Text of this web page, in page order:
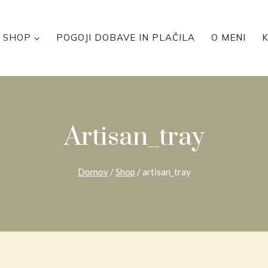
SHOP POGOJI DOBAVE IN PLAČILA O MENI
Artisan_tray
Domov /Shop /artisan_tray